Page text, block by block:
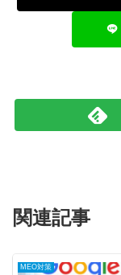
関連記事
MEO対策